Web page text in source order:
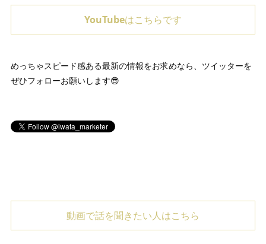
YouTubeはこちらです
めっちゃスピード感ある最新の情報をお求めなら、ツイッターを
ぜひフォローお願いします😎
動画で話を聞きたい人はこちら